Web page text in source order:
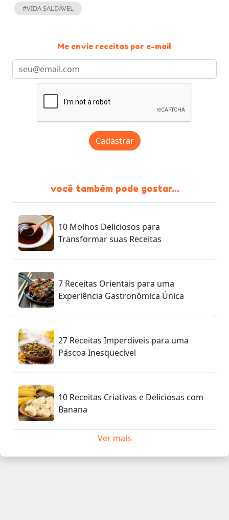
#VIDA SALDÁVEL
Me envie receitas por e-mail
Cadastrar
você também pode gostar...
10 Molhos Deliciosos para
Transformar suas Receitas
7 Receitas Orientais para uma
Experiência Gastronômica Única
27 Receitas Imperdíveis para uma
Páscoa Inesquecível
10 Receitas Criativas e Deliciosas com
Banana
Ver mais